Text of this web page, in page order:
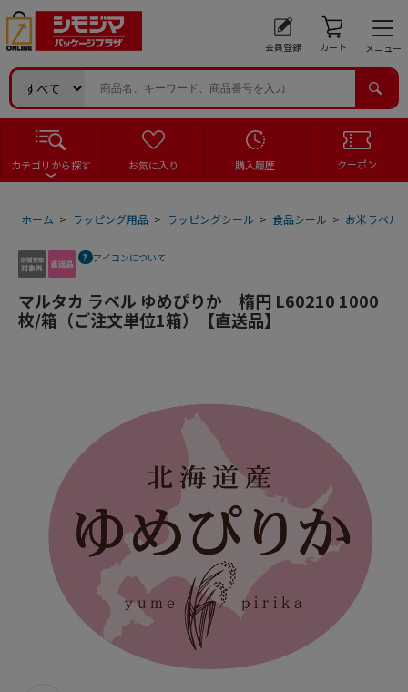
会員登録 カート メニュー
カテゴリから探す お気に入り 購入履歴 クーポン
ホーム > ラッピング用品 > ラッピングシール > 食品シール > お米ラベル
アイコンについて
マルタカ ラベル ゆめぴりか 楕円 L60210 1000
枚/箱（ご注文単位1箱）【直送品】